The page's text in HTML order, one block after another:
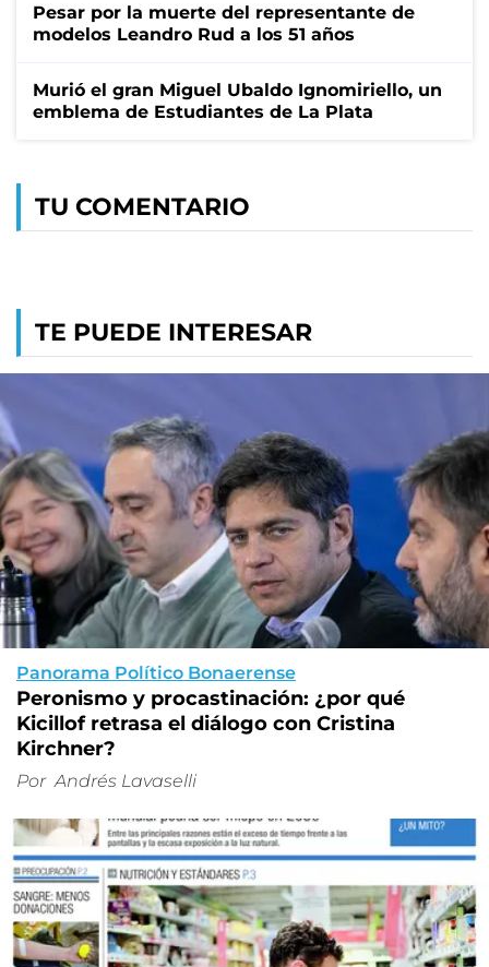
Pesar por la muerte del representante de
modelos Leandro Rud a los 51 años
Murió el gran Miguel Ubaldo Ignomiriello, un
emblema de Estudiantes de La Plata
TU COMENTARIO
TE PUEDE INTERESAR
Panorama Político Bonaerense
Peronismo y procastinación: ¿por qué
Kicillof retrasa el diálogo con Cristina
Kirchner?
Por Andrés Lavaselli